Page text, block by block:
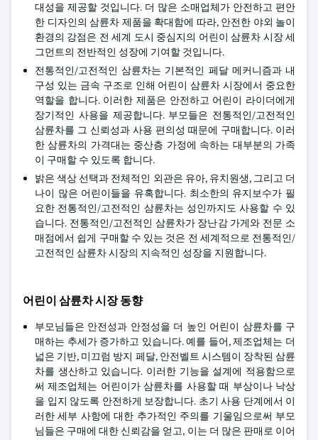
대성을 제공할 것입니다. 더 많은 소매업체가 안전하고 편안
한 디자인의 삼륜차 제품을 확대함에 따라, 안전한 야외 놀이
환경의 강점은 전 세계 도시 중심지의 어린이 삼륜차 시장 세
그먼트의 전반적인 성장에 기여할 것입니다.
전통적인/고전적인 삼륜차는 기본적인 페달 메커니즘과 내
구성 있는 금속 구조로 인해 어린이 삼륜차 시장에서 중요한
역할을 합니다. 이러한 제품은 안전하고 어린이 라이더에게
장기적인 사용을 제공합니다. 부모들은 전통적인/고전적인
삼륜차를 그 신뢰성과 사용 편의성 때문에 구매합니다. 이러
한 삼륜차의 가격대는 중산층 가정에 속하는 대부분의 가족
이 구매할 수 있도록 합니다.
밝은 색상 선택과 전체적인 외관은 유아, 유치원생, 그리고 더
나이 많은 어린이들을 유혹합니다. 최소한의 유지보수가 필
요한 전통적인/고전적인 삼륜차는 성인까지도 사용할 수 있
습니다. 전통적인/고전적인 삼륜차가 장난감 가게와 전문 소
매점에서 쉽게 구매할 수 있는 것은 전 세계적으로 전통적인/
고전적인 삼륜차 시장의 지속적인 성장을 지원합니다.
어린이 삼륜차 시장 동향
부모님들은 안전성과 안정성을 더 높인 어린이 삼륜차를 구
매하는 추세가 증가하고 있습니다. 예를 들어, 제조업체는 더
넓은 기반, 미끄럼 방지 페달, 안전벨트 시스템이 장착된 삼륜
차를 생산하고 있습니다. 이러한 기능을 설계에 적용함으로
써 제조업체는 어린이가 삼륜차를 사용할 때 부상이나 낙상
을 입지 않도록 안전하게 보장합니다. 초기 사용 단계에서 이
러한 세부 사항에 대한 추가적인 주의를 기울임으로써 부모
님들은 구매에 대한 신뢰감을 얻고, 이는 더 많은 판매로 이어